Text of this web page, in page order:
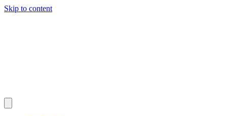
Skip to content